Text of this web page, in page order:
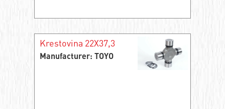
Krestovina 22X37,3
Manufacturer: TOYO